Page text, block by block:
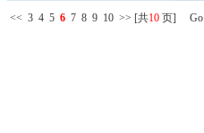
<< 3 4 5 6 7 8 9 10 >> [共10 页] Go